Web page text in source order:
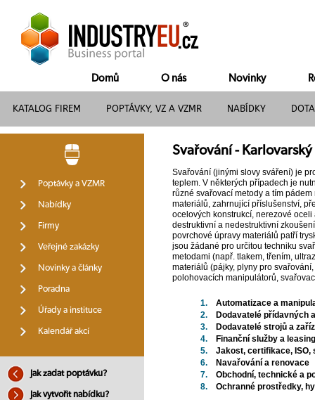
Domů O nás Novinky
KATALOG FIREM POPTÁVKY, VZ A VZMR NABÍDKY
Poptávky a VZMR
Nabídky
Firmy
Veřejné zakázky
Novinky a články
Poradna
Úřady a instituce
Kalendář akcí
Jak zadat poptávku?
Jak vytvořit nabídku?
Svařování -
Svařování (jinými slovy sváření) je
teplem. V některých případech je
různé svařovací metody a tím
materiálů, zahrnující příslušenství,
ocelových konstrukcí, nerezové
destruktivní a nedestruktivní
povrchové úpravy materiálů patří
jsou žádané pro určitou techniku
metodami (např. tlakem, třením,
materiálů (pájky, plyny pro
polohovacích manipulátorů,
1.
Automatizace a
2.
Dodavatelé přídavných
3.
Dodavatelé strojů a
4.
Finanční služby a leasing
5.
Jakost, certifikace, ISO,
6.
Navařování a renovace
7.
Obchodní, technické a
8.
Ochranné prostředky,